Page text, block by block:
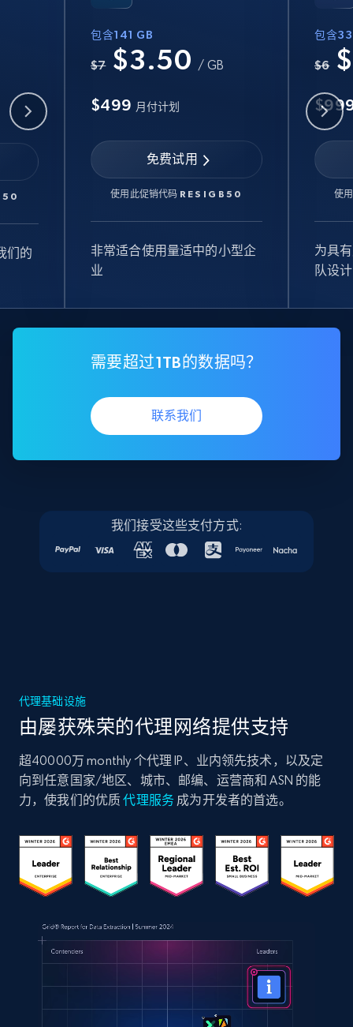
们的
包含141 GB
$7 $3.50 / GB
$499 月付计划
免费试用
使用此促销代码 RESIGB50
非常适合使用量适中的小型企
业
包含
$6
使
为具
队设计
需要超过1TB的数据吗？
联系我们
我们接受这些支付方式:
代理基础设施
由屡获殊荣的代理网络提供支持
超40000万 monthly 个代理 IP、业内领先技术，以及定
向到任意国家/地区、城市、邮编、运营商和 ASN 的能
力，使我们的优质代理服务 成为开发者的首选。